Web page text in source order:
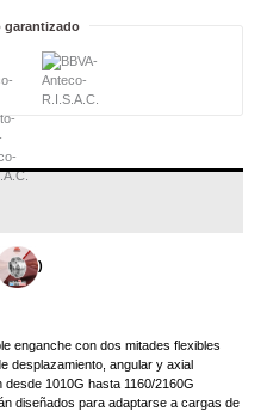
garantizado
)
enganche con dos mitades flexibles
desplazamiento, angular y axial
1010G hasta 1160/2160G
diseñados para adaptarse a cargas de